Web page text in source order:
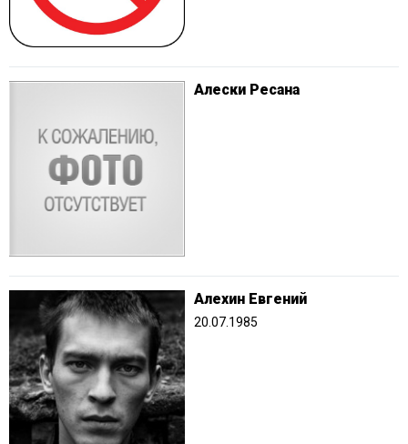
Алески Ресана
Алехин Евгений
20.07.1985